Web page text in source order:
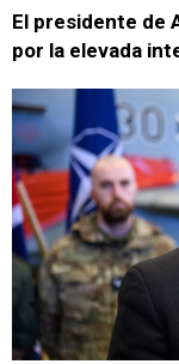
El presidente de
por la elevada